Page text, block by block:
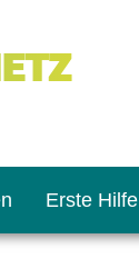
Erste Hilfe